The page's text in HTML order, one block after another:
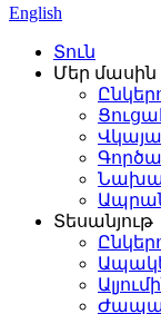
English
Տուն
Մեր մասին
Տեսանյութ